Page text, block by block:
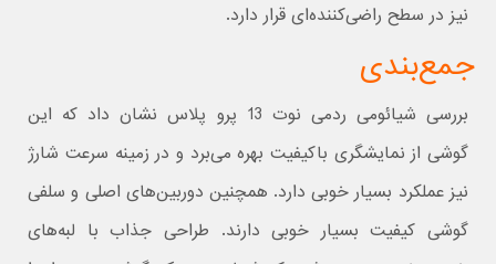
نیز در سطح راضی‌کننده‌ای قرار دارد.
جمع‌بندی
بررسی شیائومی ردمی نوت 13 پرو پلاس نشان داد که این
گوشی از نمایشگری باکیفیت بهره می‌برد و در زمینه سرعت شارژ
نیز عملکرد بسیار خوبی دارد. همچنین دوربین‌های اصلی و سلفی
گوشی کیفیت بسیار خوبی دارند. طراحی جذاب با لبه‌های